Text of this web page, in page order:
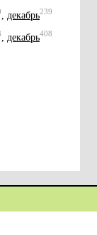
, декабрь239
декабрь408